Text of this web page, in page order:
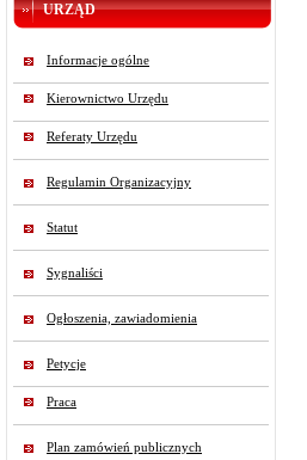
URZĄD
Informacje ogólne
Kierownictwo Urzędu
Referaty Urzędu
Regulamin Organizacyjny
Statut
Sygnaliści
Ogłoszenia, zawiadomienia
Petycje
Praca
Plan zamówień publicznych